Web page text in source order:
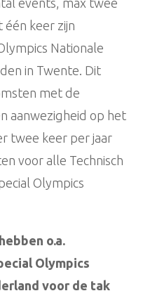
één keer zijn
Nationale
in Twente. Dit
met de
aanwezigheid op het
twee keer per jaar
voor alle Technisch
Olympics
o.a.
Olympics
voor de tak